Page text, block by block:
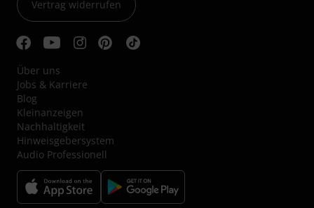
Vertrag widerrufen
Über uns
Jobs & Karriere
Blog
Kleinanzeigen
Nachhaltigkeit
Hinweisgebersystem
Audio Professionell